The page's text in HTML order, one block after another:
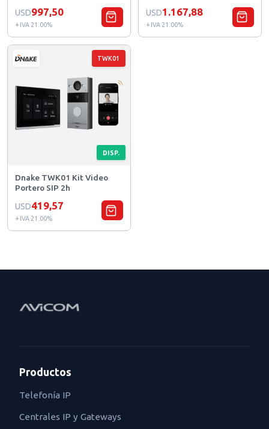
USD997,50
+ IVA 21.00%
USD1.167,88
+ IVA 21.00%
TWK01
DISP.
Dnake TWK01 Kit Video
Portero SIP 2h
USD419,57
+ IVA 21.00%
Productos
Telefonía IP
Centrales IP y Gateways